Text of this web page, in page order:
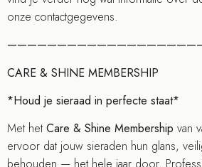
onze contactgegevens.
CARE & SHINE MEMBERSHIP
*Houd je sieraad in perfecte staat*
Met hetCare & Shine Membership van
ervoor dat jouw sieraden hun glans,